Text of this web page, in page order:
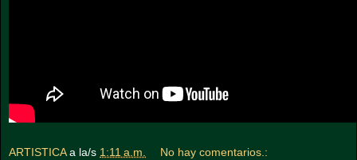
ARTISTICA a la/s 1:11 a.m. No hay comentarios.: